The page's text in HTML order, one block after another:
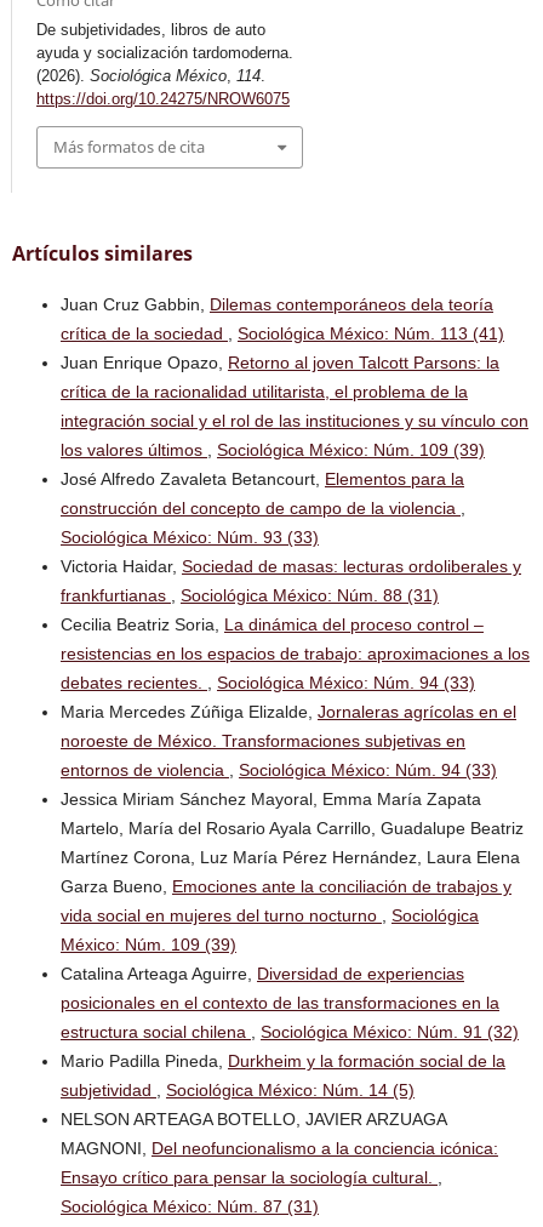
De subjetividades, libros de auto
ayuda y socialización tardomoderna.
(2026). Sociológica México, 114.
https://doi.org/10.24275/NROW6075
Más formatos de cita
Artículos similares
Juan Cruz Gabbin, Dilemas contemporáneos dela teoría
crítica de la sociedad
Sociológica México: Núm. 113 (41)
Juan Enrique Opazo, Retorno al joven Talcott Parsons: la
crítica de la racionalidad utilitarista, el problema de la
integración social y el rol de las instituciones y su vínculo con
los valores últimos
Sociológica México: Núm. 109 (39)
José Alfredo Zavaleta Betancourt, Elementos para la
construcción del concepto de campo de la violencia
Sociológica México: Núm. 93 (33)
Victoria Haidar, Sociedad de masas: lecturas ordoliberales y
frankfurtianas
Sociológica México: Núm. 88 (31)
Cecilia Beatriz Soria, La dinámica del proceso control –
resistencias en los espacios de trabajo: aproximaciones a los
debates recientes.
Sociológica México: Núm. 94 (33)
Maria Mercedes Zúñiga Elizalde, Jornaleras agrícolas en el
noroeste de México. Transformaciones subjetivas en
entornos de violencia
Sociológica México: Núm. 94 (33)
Jessica Miriam Sánchez Mayoral, Emma María Zapata
Martelo, María del Rosario Ayala Carrillo, Guadalupe Beatriz
Martínez Corona, Luz María Pérez Hernández, Laura Elena
Garza Bueno, Emociones ante la conciliación de trabajos y
vida social en mujeres del turno nocturno
Sociológica
México: Núm. 109 (39)
Catalina Arteaga Aguirre, Diversidad de experiencias
posicionales en el contexto de las transformaciones en la
estructura social chilena
Sociológica México: Núm. 91 (32)
Mario Padilla Pineda, Durkheim y la formación social de la
subjetividad
Sociológica México: Núm. 14 (5)
NELSON ARTEAGA BOTELLO, JAVIER ARZUAGA
MAGNONI, Del neofuncionalismo a la conciencia icónica:
Ensayo crítico para pensar la sociología cultural.
Sociológica México: Núm. 87 (31)